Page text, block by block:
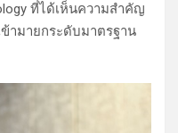
ที่ได้เห็นความสำคัญ
ข้ามายกระดับมาตรฐาน